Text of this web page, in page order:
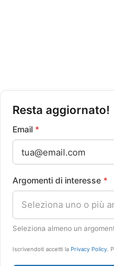
Resta aggiornato!
Email *
Argomenti di interesse *
Seleziona uno o più
Seleziona almeno un
Iscrivendoti accetti la Privacy Policy .